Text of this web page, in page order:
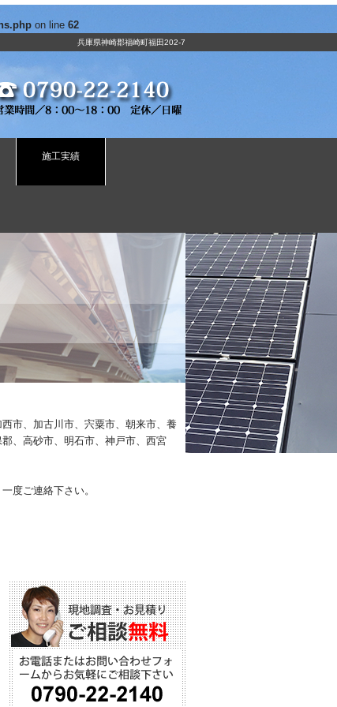
on line 62
兵庫県神崎郡福崎町福田202-7
施工実績
市、加古川市、宍粟市、朝来市、養
、高砂市、明石市、神戸市、西宮
度ご連絡下さい。